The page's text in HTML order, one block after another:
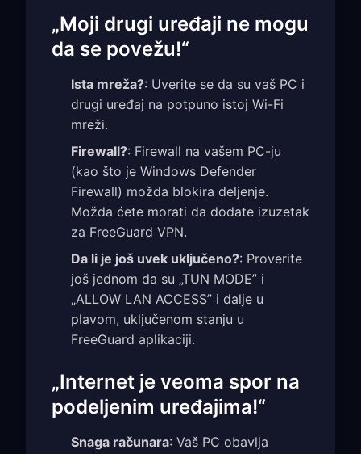
„Moji drugi uređaji ne mogu
da se povežu!“
Ista mreža?: Uverite se da su vaš PC i
drugi uređaj na potpuno istoj Wi-Fi
mreži.
Firewall?: Firewall na vašem PC-ju
(kao što je Windows Defender
Firewall) možda blokira deljenje.
Možda ćete morati da dodate izuzetak
za FreeGuard VPN.
Da li je još uvek uključeno?: Proverite
još jednom da su „TUN MODE” i
„ALLOW LAN ACCESS” i dalje u
plavom, uključenom stanju u
FreeGuard aplikaciji.
„Internet je veoma spor na
podeljenim uređajima!“
Snaga računara: Vaš PC obavlja